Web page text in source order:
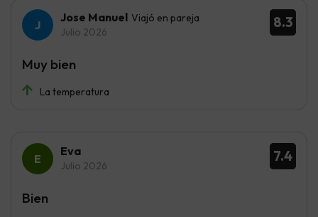
8.3
Jose Manuel Viajó en pareja
Julio 2026
La temperatura
Muy bien
7.4
Eva
Julio 2026
Bien